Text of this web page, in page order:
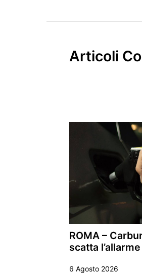
Articoli
ROMA –
scatta l’allarme
6 Agosto 2026